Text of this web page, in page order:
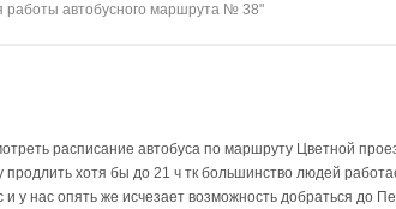
работы автобусного маршрута № 38"
расписание автобуса по маршруту Цветной
продлить хотя бы до 21 ч тк большинство людей
у нас опять же исчезает возможность добраться до